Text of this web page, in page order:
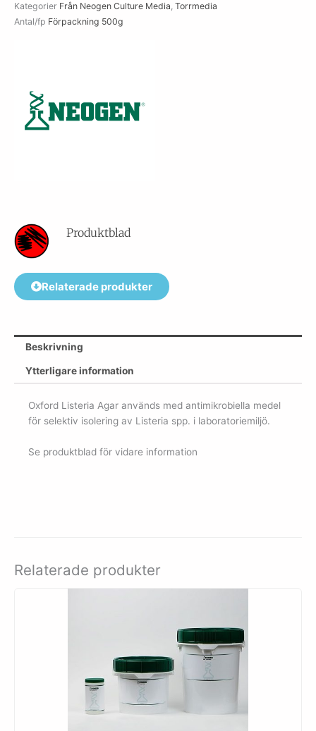
Kategorier Från Neogen Culture Media, Torrmedia
Antal/fp Förpackning 500g
Produktblad
Relaterade produkter
Beskrivning
Ytterligare information
Oxford Listeria Agar används med antimikrobiella medel
för selektiv isolering av Listeria spp. i laboratoriemiljö.
Se produktblad för vidare information
Relaterade produkter